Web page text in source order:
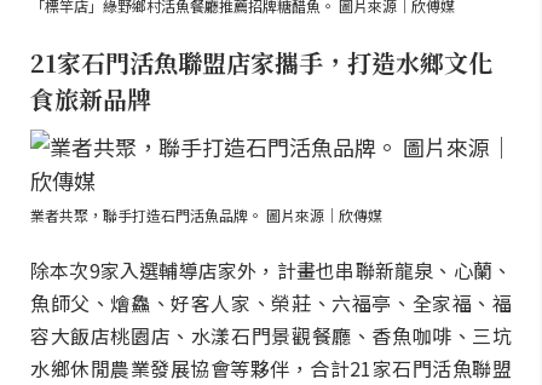
「標竿店」綠野鄉村活魚餐廳推薦招牌糖醋魚。 圖片來源｜欣傅媒
21家石門活魚聯盟店家攜手，打造水鄉文化
食旅新品牌
業者共聚，聯手打造石門活魚品牌。 圖片來源｜欣傳媒
除本次9家入選輔導店家外，計畫也串聯新龍泉、心蘭、
魚師父、燴鱻、好客人家、榮莊、六福亭、全家福、福
容大飯店桃園店、水漾石門景觀餐廳、香魚咖啡、三坑
水鄉休閒農業發展協會等夥伴，合計21家石門活魚聯盟